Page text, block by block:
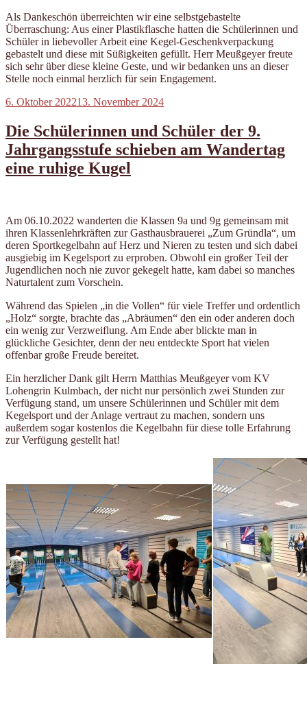
Als Dankeschön überreichten wir eine selbstgebastelte
Überraschung: Aus einer Plastikflasche hatten die Schülerinnen und
Schüler in liebevoller Arbeit eine Kegel-Geschenkverpackung
gebastelt und diese mit Süßigkeiten gefüllt. Herr Meußgeyer freute
sich sehr über diese kleine Geste, und wir bedanken uns an dieser
Stelle noch einmal herzlich für sein Engagement.
Veröffentlicht
6. Oktober 202213. November 2024
Die Schülerinnen und Schüler der 9.
Jahrgangsstufe schieben am Wandertag
eine ruhige Kugel
Am 06.10.2022 wanderten die Klassen 9a und 9g gemeinsam mit
ihren Klassenlehrkräften zur Gasthausbrauerei „Zum Gründla“, um
deren Sportkegelbahn auf Herz und Nieren zu testen und sich dabei
ausgiebig im Kegelsport zu erproben. Obwohl ein großer Teil der
Jugendlichen noch nie zuvor gekegelt hatte, kam dabei so manches
Naturtalent zum Vorschein.
Während das Spielen „in die Vollen“ für viele Treffer und ordentlich
„Holz“ sorgte, brachte das „Abräumen“ den ein oder anderen doch
ein wenig zur Verzweiflung. Am Ende aber blickte man in
glückliche Gesichter, denn der neu entdeckte Sport hat vielen
offenbar große Freude bereitet.
Ein herzlicher Dank gilt Herrn Matthias Meußgeyer vom KV
Lohengrin Kulmbach, der nicht nur persönlich zwei Stunden zur
Verfügung stand, um unsere Schülerinnen und Schüler mit dem
Kegelsport und der Anlage vertraut zu machen, sondern uns
außerdem sogar kostenlos die Kegelbahn für diese tolle Erfahrung
zur Verfügung gestellt hat!